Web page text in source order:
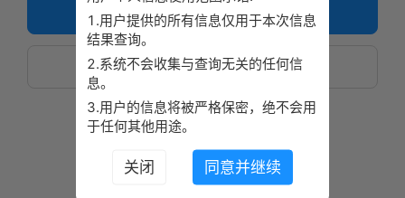
查询
重置
1.用户提供的所有信息仅用于本次信息
结果查询。
2.系统不会收集与查询无关的任何信
息。
3.用户的信息将被严格保密，绝不会用
于任何其他用途。
关闭 同意并继续
查询录取进程